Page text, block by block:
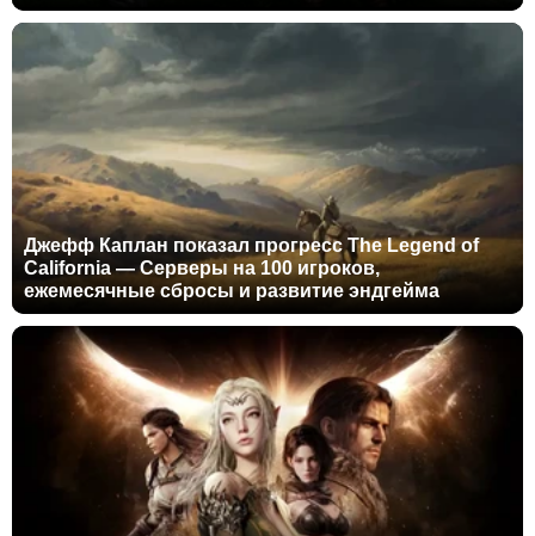
Джефф Каплан показал прогресс The Legend of
California — Серверы на 100 игроков,
ежемесячные сбросы и развитие эндгейма